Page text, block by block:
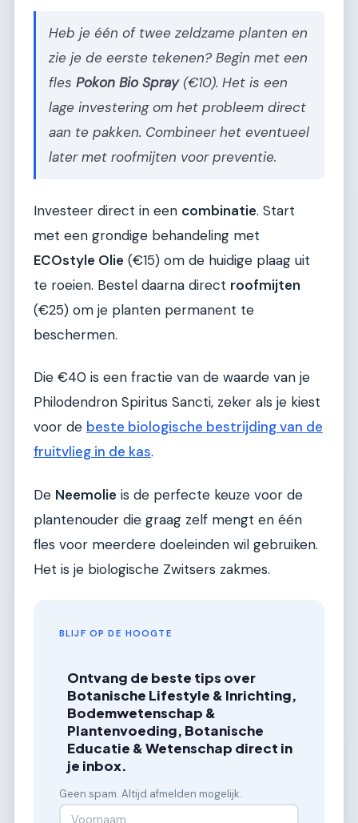
Heb je één of twee zeldzame planten en
zie je de eerste tekenen? Begin met een
fles Pokon Bio Spray(€10). Het is een
lage investering om het probleem direct
aan te pakken. Combineer het eventueel
later met roofmijten voor preventie.
Investeer direct in een combinatie. Start
met een grondige behandeling met
ECOstyle Olie (€15) om de huidige plaag uit
te roeien. Bestel daarna direct roofmijten
(€25) om je planten permanent te
beschermen.
Die €40 is een fractie van de waarde van je
Philodendron Spiritus Sancti, zeker als je kiest
voor de beste biologische bestrijding van de
fruitvlieg in de kas.
De Neemolie is de perfecte keuze voor de
plantenouder die graag zelf mengt en één
fles voor meerdere doeleinden wil gebruiken.
Het is je biologische Zwitsers zakmes.
BLIJF OP DE HOOGTE
Ontvang de beste tips over
Botanische Lifestyle & Inrichting,
Bodemwetenschap &
Plantenvoeding, Botanische
Educatie & Wetenschap direct in
je inbox.
Geen spam. Altijd afmelden mogelijk.